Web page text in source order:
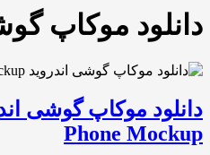
دانلود موکاپ
Phone Mockup